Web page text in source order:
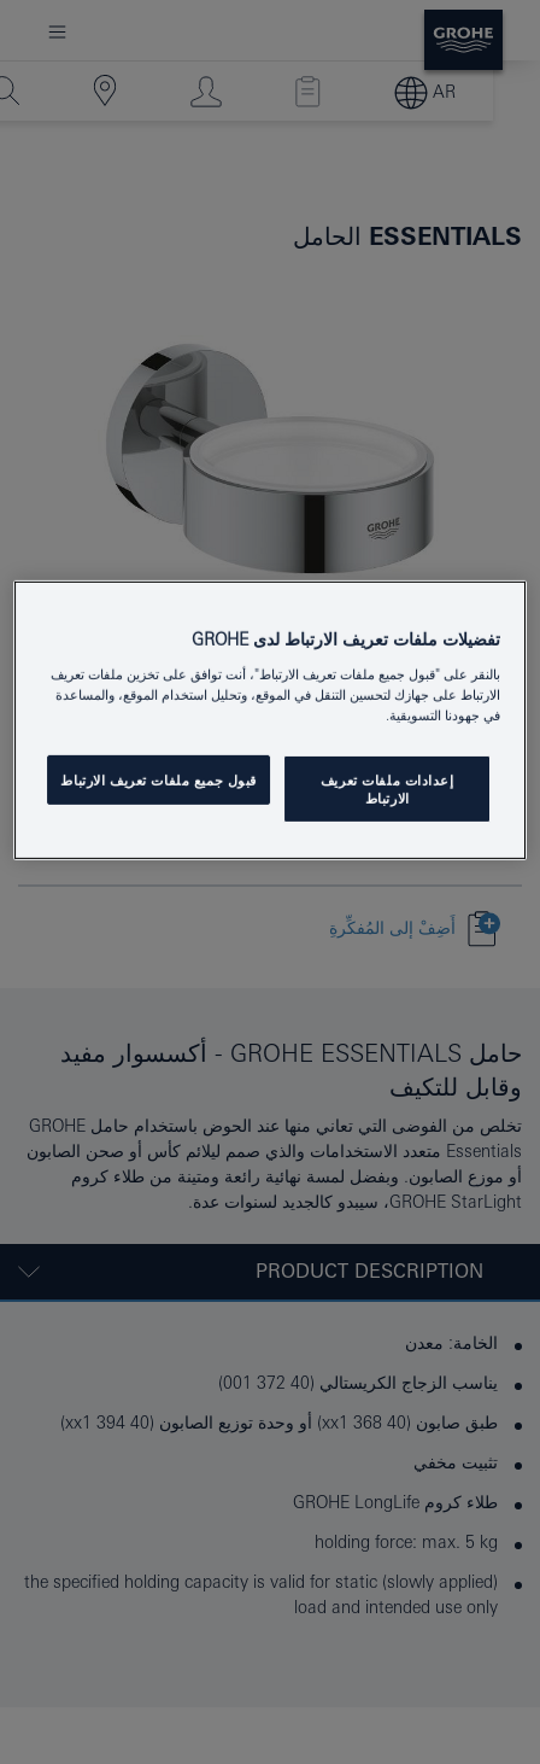
AR
ESSENTIALS الحامل
Product Number
40369001
EAN
أَضِفْ إلى المُفكِّرةِ
حامل GROHE ESSENTIALS - أكسسوار مفيد
وقابل للتكيف
تخلص من الفوضى التي تعاني منها عند الحوض باستخدام حامل GROHE
Essentials متعدد الاستخدامات والذي صمم ليلائم كأس أو صحن الصابون
أو موزع الصابون. وبفضل لمسة نهائية رائعة ومتينة من طلاء كروم
GROHE StarLight، سيبدو كالجديد لسنوات عدة.
PRODUCT DESCRIPTION
الخامة: معدن
يناسب الزجاج الكريستالي (40 372 001)
طبق صابون (40 368 xx1) أو وحدة توزيع الصابون (40 394 xx1)
تثبيت مخفي
طلاء كروم GROHE LongLife
holding force: max. 5 kg
the specified holding capacity is valid for static (slowly applied)
load and intended use only
تفضيلات ملفات تعريف الارتباط لدى GROHE
بالنقر على "قبول جميع ملفات تعريف الارتباط"، أنت توافق على تخزين ملفات تعريف
الارتباط على جهازك لتحسين التنقل في الموقع، وتحليل استخدام الموقع، والمساعدة
في جهودنا التسويقية.
إعدادات ملفات تعريف
الارتباط
قبول جميع ملفات تعريف الارتباط